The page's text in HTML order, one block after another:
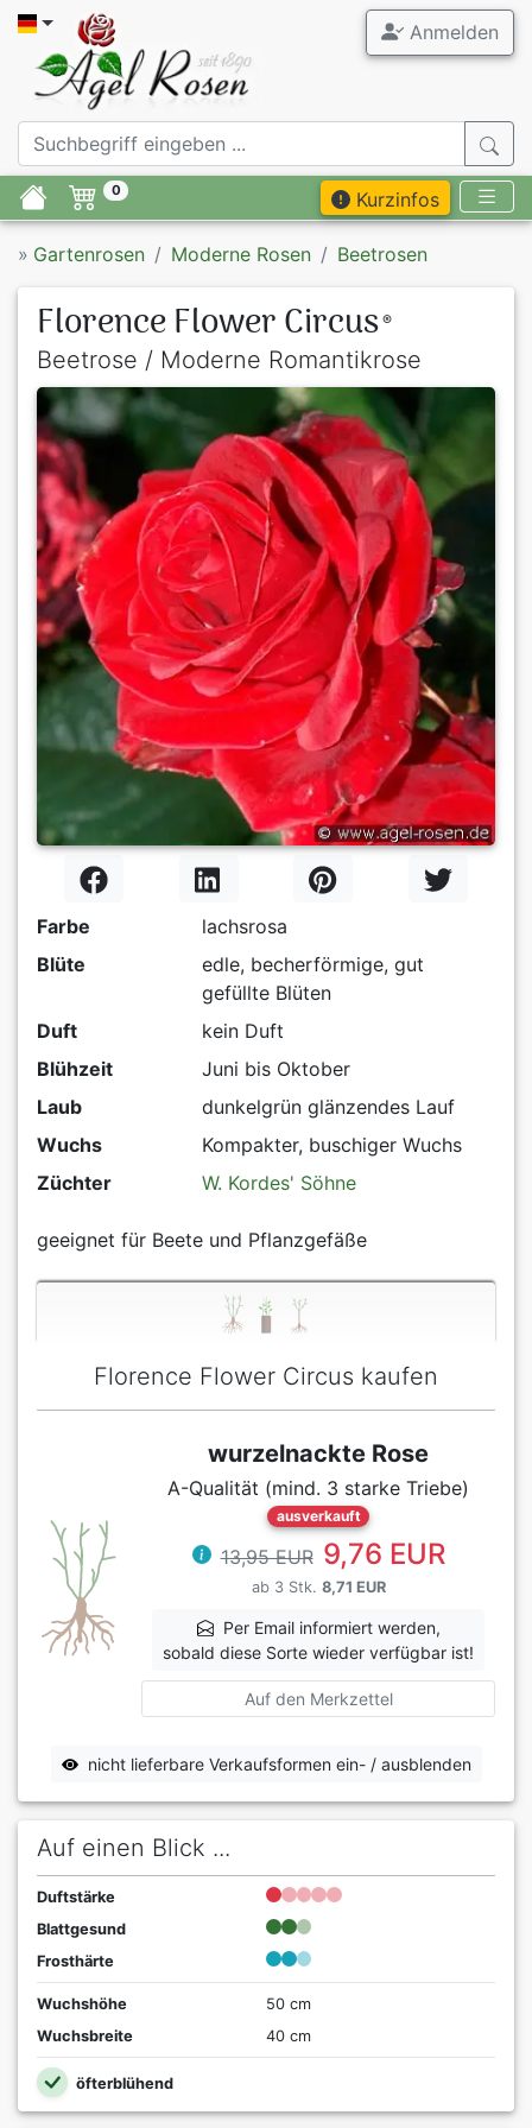
Anmelden
0 Kurzinfos
» Gartenrosen Moderne Rosen Beetrosen
Florence Flower Circus ®
Beetrose / Moderne Romantikrose
Farbe
lachsrosa
Blüte
edle, becherförmige, gut
gefüllte Blüten
Duft
kein Duft
Blühzeit
Juni bis Oktober
Laub
dunkelgrün glänzendes Lauf
Wuchs
Kompakter, buschiger Wuchs
Züchter
W. Kordes' Söhne
geeignet für Beete und Pflanzgefäße
Florence Flower Circus kaufen
wurzelnackte Rose
A-Qualität (mind. 3 starke Triebe)
ausverkauft
13,95 EUR 9,76 EUR
ab 3 Stk. 8,71 EUR
Per Email informiert werden,
sobald diese Sorte wieder verfügbar ist!
Auf den Merkzettel
nicht lieferbare Verkaufsformen ein- / ausblenden
Auf einen Blick ...
Duftstärke
Blattgesund
Frosthärte
Wuchshöhe
50 cm
Wuchsbreite
40 cm
öfterblühend